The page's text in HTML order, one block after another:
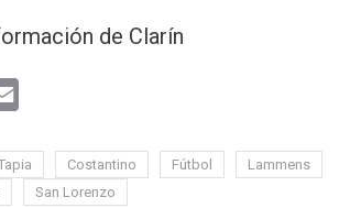
de Clarín
Costantino Fútbol
Lammens
San Lorenzo